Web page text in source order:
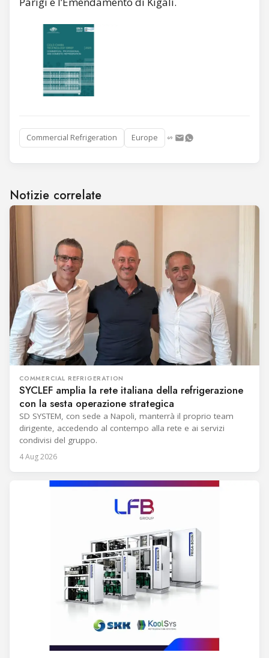
Commercial Refrigeration Europe
Notizie correlate
COMMERCIAL REFRIGERATION
SYCLEF amplia la rete italiana della refrigerazione
con la sesta operazione strategica
SD SYSTEM, con sede a Napoli, manterrà il proprio team
dirigente, accedendo al contempo alla rete e ai servizi
condivisi del gruppo.
4 Aug 2026